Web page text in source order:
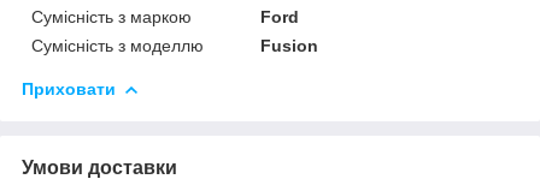
Сумісність з маркою
Ford
Сумісність з моделлю
Fusion
Приховати
Умови доставки